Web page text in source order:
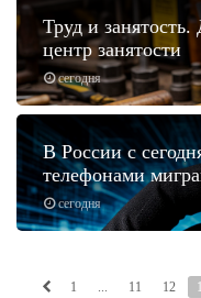
сегодня
Труд и
центр занятости
сегодня
В России с
телефонами
1 ... 11 12